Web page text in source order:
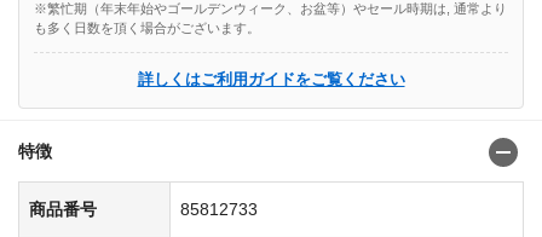
※繁忙期（年末年始やゴールデンウィーク、お盆等）やセール時期は, 通常より
も多く日数を頂く場合がございます。
詳しくはご利用ガイドをご覧ください
特徴
商品番号 85812733